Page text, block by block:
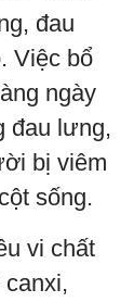
đau
Việc bổ
ngày
đau lưng,
bị viêm
sống.
vi chất